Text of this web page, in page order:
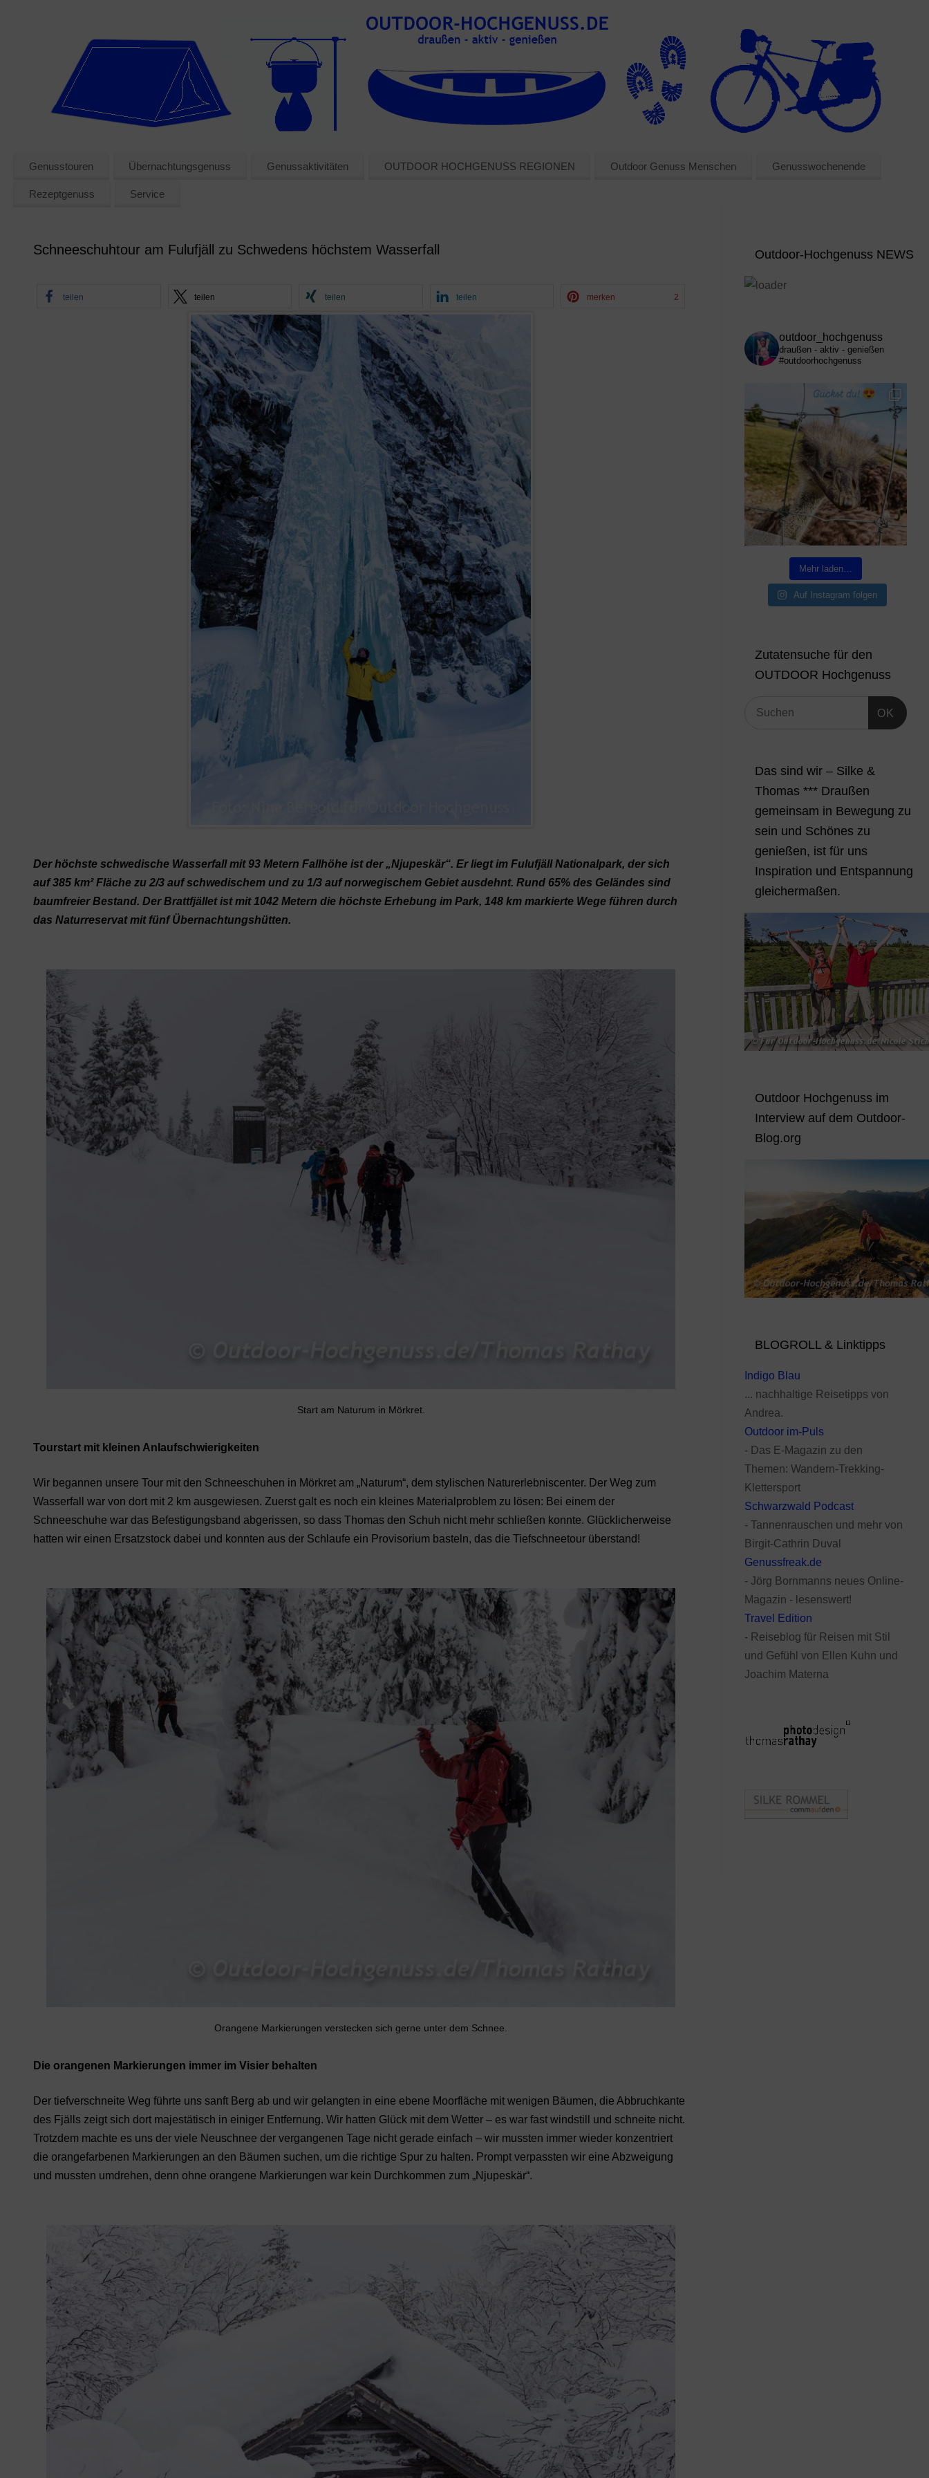
Genusstouren Übernachtungsgenuss Genussaktivitäten OUTDOOR HOCHGENUSS REGIONEN Outdoor Genuss Menschen Genusswochenende
Rezeptgenuss Service
Schneeschuhtour am Fulufjäll zu Schwedens höchstem Wasserfall
teilen teilen teilen teilen merken 2
Der höchste schwedische Wasserfall mit 93 Metern Fallhöhe ist der „Njupeskär“. Er liegt im Fulufjäll Nationalpark, der sich
auf 385 km² Fläche zu 2/3 auf schwedischem und zu 1/3 auf norwegischem Gebiet ausdehnt. Rund 65% des Geländes sind
baumfreier Bestand. Der Brattfjället ist mit 1042 Metern die höchste Erhebung im Park, 148 km markierte Wege führen durch
das Naturreservat mit fünf Übernachtungshütten.
Start am Naturum in Mörkret.
Tourstart mit kleinen Anlaufschwierigkeiten
Wir begannen unsere Tour mit den Schneeschuhen in Mörkret am „Naturum“, dem stylischen Naturerlebniscenter. Der Weg zum
Wasserfall war von dort mit 2 km ausgewiesen. Zuerst galt es noch ein kleines Materialproblem zu lösen: Bei einem der
Schneeschuhe war das Befestigungsband abgerissen, so dass Thomas den Schuh nicht mehr schließen konnte. Glücklicherweise
hatten wir einen Ersatzstock dabei und konnten aus der Schlaufe ein Provisorium basteln, das die Tiefschneetour überstand!
Orangene Markierungen verstecken sich gerne unter dem Schnee.
Die orangenen Markierungen immer im Visier behalten
Der tiefverschneite Weg führte uns sanft Berg ab und wir gelangten in eine ebene Moorfläche mit wenigen Bäumen, die Abbruchkante
des Fjälls zeigt sich dort majestätisch in einiger Entfernung. Wir hatten Glück mit dem Wetter – es war fast windstill und schneite nicht.
Trotzdem machte es uns der viele Neuschnee der vergangenen Tage nicht gerade einfach – wir mussten immer wieder konzentriert
die orangefarbenen Markierungen an den Bäumen suchen, um die richtige Spur zu halten. Prompt verpassten wir eine Abzweigung
und mussten umdrehen, denn ohne orangene Markierungen war kein Durchkommen zum „Njupeskär“.
Outdoor-Hochgenuss NEWS
outdoor_hochgenuss
draußen - aktiv - genießen
#outdoorhochgenuss
Mehr laden…
Auf Instagram folgen
Zutatensuche für den
OUTDOOR Hochgenuss
OK
Das sind wir – Silke &
Thomas *** Draußen
gemeinsam in Bewegung zu
sein und Schönes zu
genießen, ist für uns
Inspiration und Entspannung
gleichermaßen.
Outdoor Hochgenuss im
Interview auf dem Outdoor-
Blog.org
BLOGROLL & Linktipps
Indigo Blau
... nachhaltige Reisetipps von
Andrea.
Outdoor im-Puls
- Das E-Magazin zu den
Themen: Wandern-Trekking-
Klettersport
Schwarzwald Podcast
- Tannenrauschen und mehr von
Birgit-Cathrin Duval
Genussfreak.de
- Jörg Bornmanns neues Online-
Magazin - lesenswert!
Travel Edition
- Reiseblog für Reisen mit Stil
und Gefühl von Ellen Kuhn und
Joachim Materna